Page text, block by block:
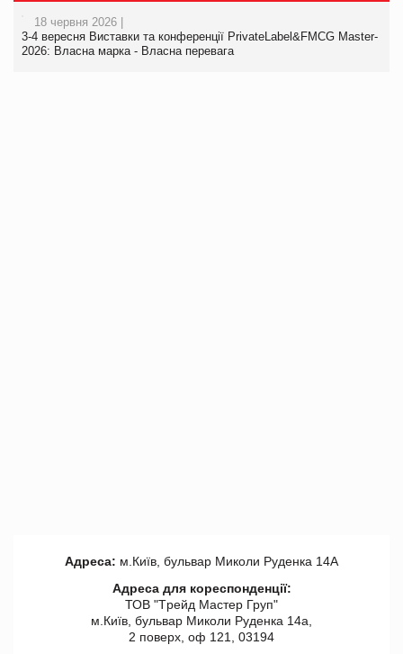
18 червня 2026 |
3-4 вересня Виставки та конференції PrivateLabel&FMCG Master-
2026: Власна марка - Власна перевага
Адреса: м.Київ, бульвар Миколи Руденка 14А
Адреса для кореспонденції:
ТОВ "Tрейд Мастер Груп"
м.Київ, бульвар Миколи Руденка 14а,
2 поверх, оф 121, 03194